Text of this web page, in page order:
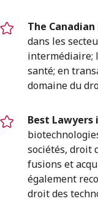
The
dans les
intermédiaire;
santé; en
domaine du
Best Lawyers
sociétés, droit
fusions et
également
droit des